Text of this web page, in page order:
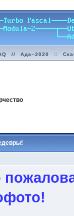
// Ада–2020 ::